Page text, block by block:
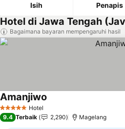
Isih Penapis
Hotel di Jawa Tengah
Bagaimana bayaran mempengaruhi hasil
5 Bintang Hotel
Amanjiwo
9.4 Terbaik 2,290 Magelang